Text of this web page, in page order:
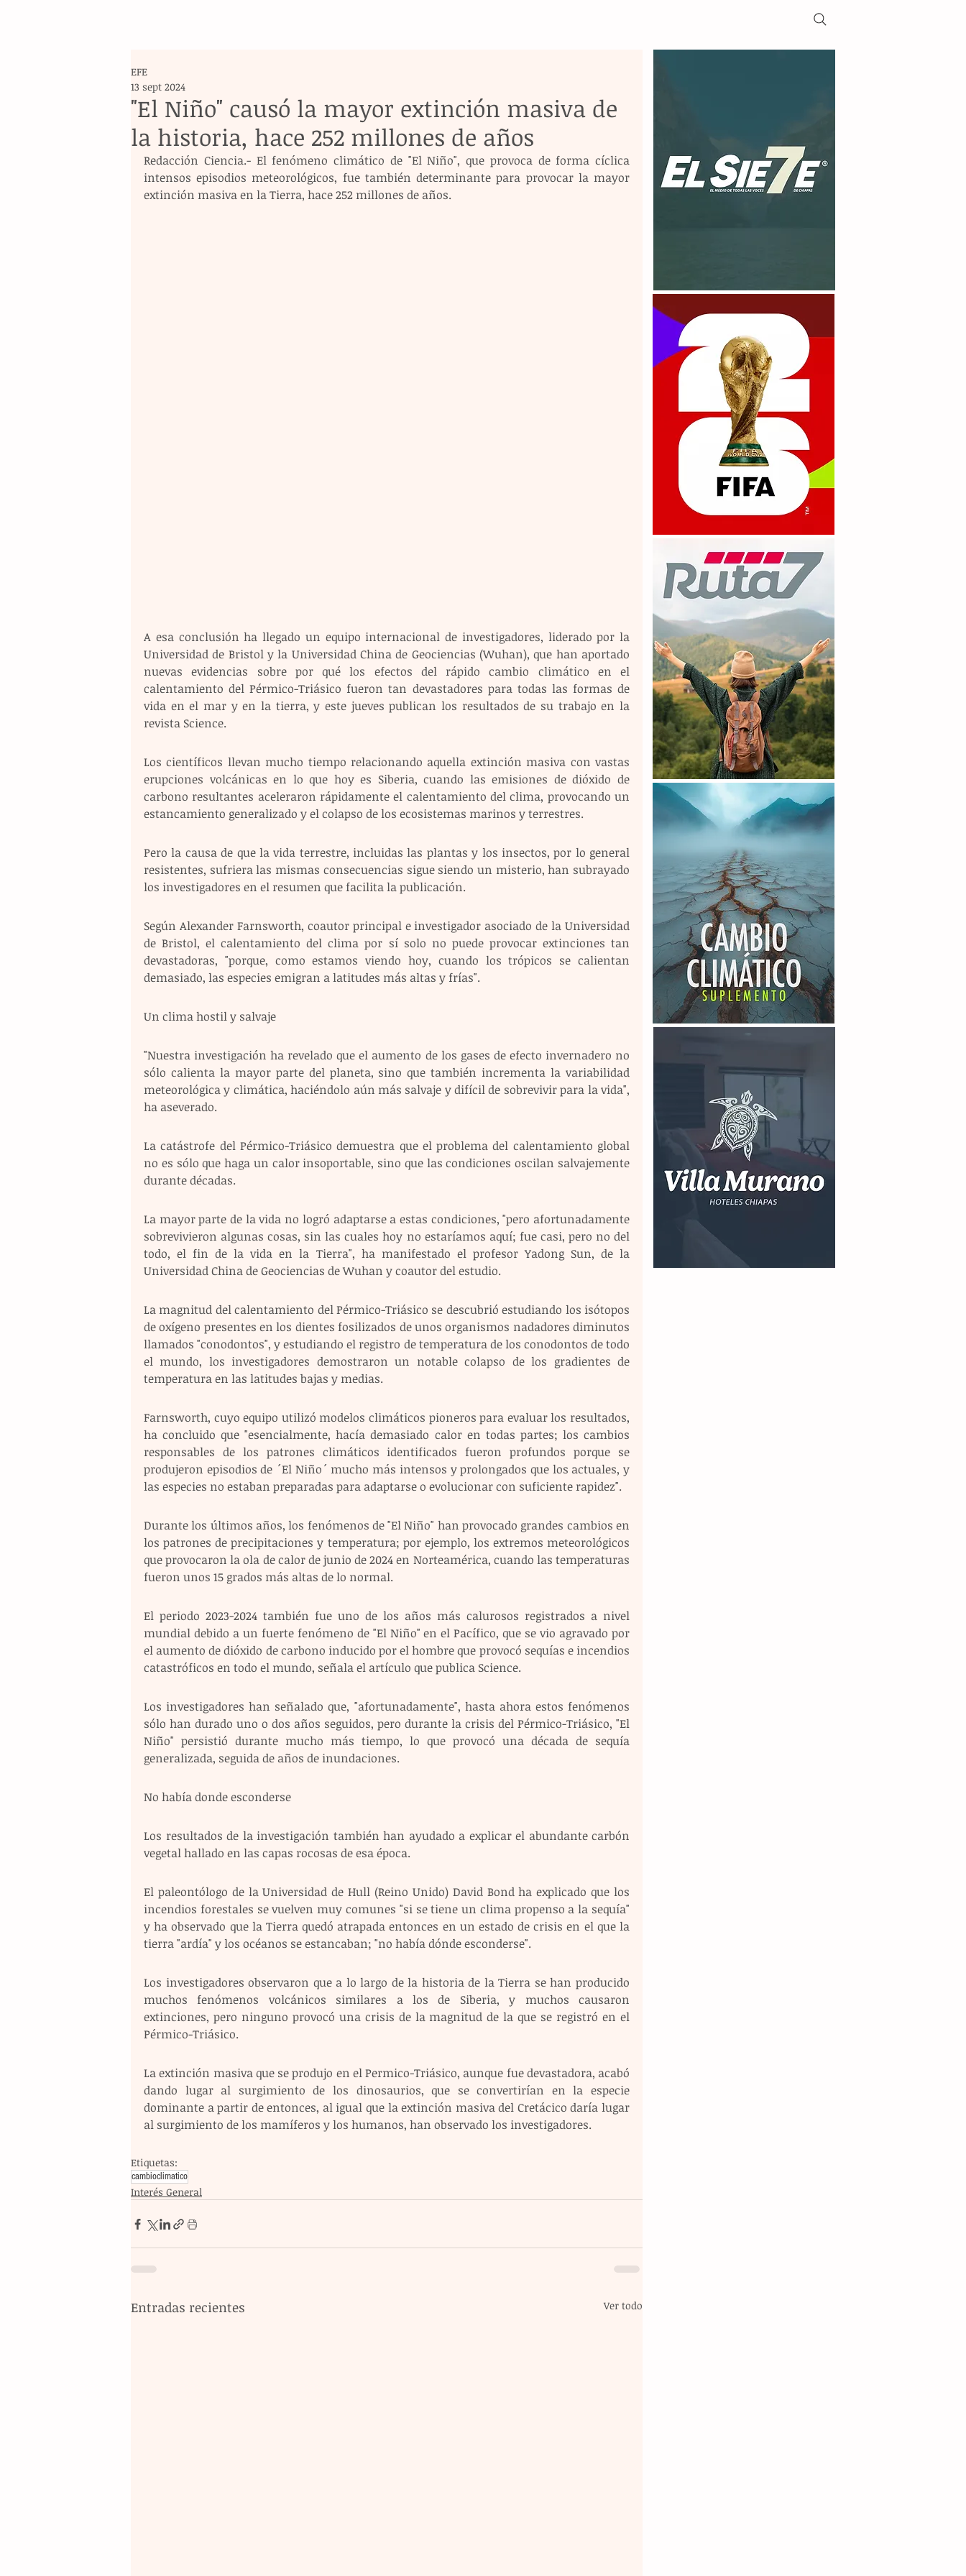
"El Niño" causó la mayor extinción masiva de
la historia, hace 252 millones de años
EFE
13 sept 2024
Redacción Ciencia.- El fenómeno climático de "El Niño", que provoca de forma cíclica
intensos episodios meteorológicos, fue también determinante para provocar la mayor
extinción masiva en la Tierra, hace 252 millones de años.
A esa conclusión ha llegado un equipo internacional de investigadores, liderado por la
Universidad de Bristol y la Universidad China de Geociencias (Wuhan), que han aportado
nuevas evidencias sobre por qué los efectos del rápido cambio climático en el
calentamiento del Pérmico-Triásico fueron tan devastadores para todas las formas de
vida en el mar y en la tierra, y este jueves publican los resultados de su trabajo en la
revista Science.
Los científicos llevan mucho tiempo relacionando aquella extinción masiva con vastas
erupciones volcánicas en lo que hoy es Siberia, cuando las emisiones de dióxido de
carbono resultantes aceleraron rápidamente el calentamiento del clima, provocando un
estancamiento generalizado y el colapso de los ecosistemas marinos y terrestres.
Pero la causa de que la vida terrestre, incluidas las plantas y los insectos, por lo general
resistentes, sufriera las mismas consecuencias sigue siendo un misterio, han subrayado
los investigadores en el resumen que facilita la publicación.
Según Alexander Farnsworth, coautor principal e investigador asociado de la Universidad
de Bristol, el calentamiento del clima por sí solo no puede provocar extinciones tan
devastadoras, "porque, como estamos viendo hoy, cuando los trópicos se calientan
demasiado, las especies emigran a latitudes más altas y frías".
Un clima hostil y salvaje
"Nuestra investigación ha revelado que el aumento de los gases de efecto invernadero no
sólo calienta la mayor parte del planeta, sino que también incrementa la variabilidad
meteorológica y climática, haciéndolo aún más salvaje y difícil de sobrevivir para la vida",
ha aseverado.
La catástrofe del Pérmico-Triásico demuestra que el problema del calentamiento global
no es sólo que haga un calor insoportable, sino que las condiciones oscilan salvajemente
durante décadas.
La mayor parte de la vida no logró adaptarse a estas condiciones, "pero afortunadamente
sobrevivieron algunas cosas, sin las cuales hoy no estaríamos aquí; fue casi, pero no del
todo, el fin de la vida en la Tierra", ha manifestado el profesor Yadong Sun, de la
Universidad China de Geociencias de Wuhan y coautor del estudio.
La magnitud del calentamiento del Pérmico-Triásico se descubrió estudiando los isótopos
de oxígeno presentes en los dientes fosilizados de unos organismos nadadores diminutos
llamados "conodontos", y estudiando el registro de temperatura de los conodontos de todo
el mundo, los investigadores demostraron un notable colapso de los gradientes de
temperatura en las latitudes bajas y medias.
Farnsworth, cuyo equipo utilizó modelos climáticos pioneros para evaluar los resultados,
ha concluido que "esencialmente, hacía demasiado calor en todas partes; los cambios
responsables de los patrones climáticos identificados fueron profundos porque se
produjeron episodios de ´El Niño´ mucho más intensos y prolongados que los actuales, y
las especies no estaban preparadas para adaptarse o evolucionar con suficiente rapidez".
Durante los últimos años, los fenómenos de "El Niño" han provocado grandes cambios en
los patrones de precipitaciones y temperatura; por ejemplo, los extremos meteorológicos
que provocaron la ola de calor de junio de 2024 en Norteamérica, cuando las temperaturas
fueron unos 15 grados más altas de lo normal.
El periodo 2023-2024 también fue uno de los años más calurosos registrados a nivel
mundial debido a un fuerte fenómeno de "El Niño" en el Pacífico, que se vio agravado por
el aumento de dióxido de carbono inducido por el hombre que provocó sequías e incendios
catastróficos en todo el mundo, señala el artículo que publica Science.
Los investigadores han señalado que, "afortunadamente", hasta ahora estos fenómenos
sólo han durado uno o dos años seguidos, pero durante la crisis del Pérmico-Triásico, "El
Niño" persistió durante mucho más tiempo, lo que provocó una década de sequía
generalizada, seguida de años de inundaciones.
No había donde esconderse
Los resultados de la investigación también han ayudado a explicar el abundante carbón
vegetal hallado en las capas rocosas de esa época.
El paleontólogo de la Universidad de Hull (Reino Unido) David Bond ha explicado que los
incendios forestales se vuelven muy comunes "si se tiene un clima propenso a la sequía"
y ha observado que la Tierra quedó atrapada entonces en un estado de crisis en el que la
tierra "ardía" y los océanos se estancaban; "no había dónde esconderse".
Los investigadores observaron que a lo largo de la historia de la Tierra se han producido
muchos fenómenos volcánicos similares a los de Siberia, y muchos causaron
extinciones, pero ninguno provocó una crisis de la magnitud de la que se registró en el
Pérmico-Triásico.
La extinción masiva que se produjo en el Permico-Triásico, aunque fue devastadora, acabó
dando lugar al surgimiento de los dinosaurios, que se convertirían en la especie
dominante a partir de entonces, al igual que la extinción masiva del Cretácico daría lugar
al surgimiento de los mamíferos y los humanos, han observado los investigadores.
Etiquetas:
cambioclimatico
Interés General
Entradas recientes Ver todo